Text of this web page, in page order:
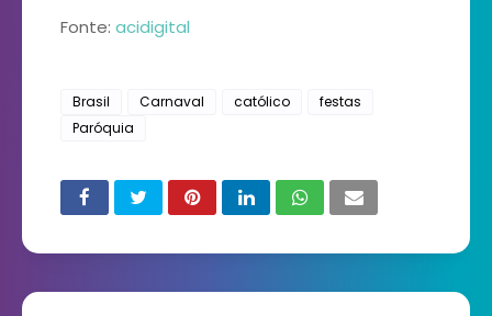
Fonte: acidigital
Brasil Carnaval católico
festas
Paróquia